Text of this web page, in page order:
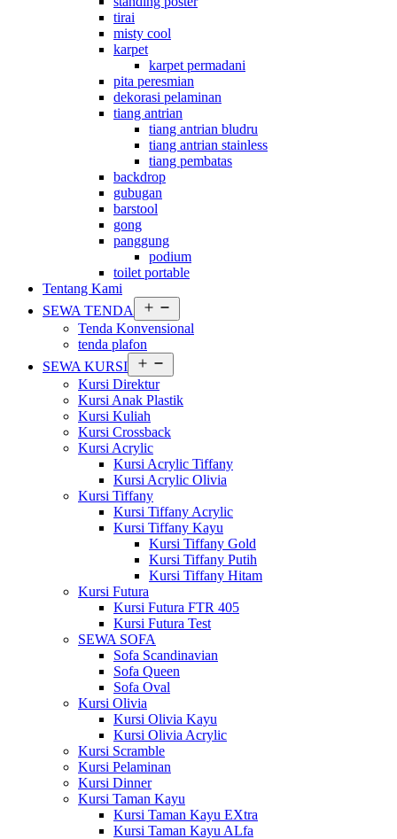
tirai
misty cool
karpet
karpet permadani
pita peresmian
dekorasi pelaminan
tiang antrian
tiang antrian bludru
tiang antrian stainless
tiang pembatas
backdrop
gubugan
barstool
gong
panggung
podium
toilet portable
Tentang Kami
SEWA TENDA
menu
Tenda Konvensional
tenda plafon
SEWA KURSI
menu
Kursi Direktur
Kursi Anak Plastik
Kursi Kuliah
Kursi Crossback
Kursi Acrylic
Kursi Acrylic Tiffany
Kursi Acrylic Olivia
Kursi Tiffany
Kursi Tiffany Acrylic
Kursi Tiffany Kayu
Kursi Tiffany Gold
Kursi Tiffany Putih
Kursi Tiffany Hitam
Kursi Futura
Kursi Futura FTR 405
Kursi Futura Test
SEWA SOFA
Sofa Scandinavian
Sofa Queen
Sofa Oval
Kursi Olivia
Kursi Olivia Kayu
Kursi Olivia Acrylic
Kursi Scramble
Kursi Pelaminan
Kursi Dinner
Kursi Taman Kayu
Kursi Taman Kayu EXtra
Kursi Taman Kayu ALfa